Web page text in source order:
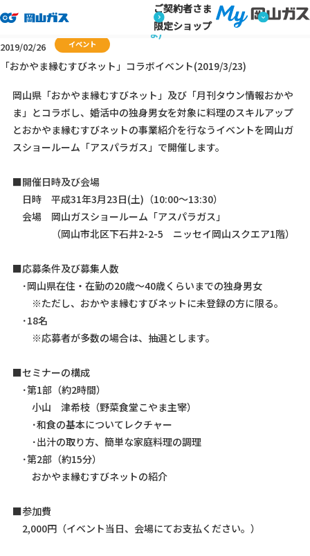
ご契約者さま
限定ショップ
トップページ
キャンペーン・イベント情報 (ご家庭のお客さま)
キャンペーン・イベント情報 (ご家庭のお客さ
ま)
2019/02/26 イベント
「おかやま縁むすびネット」コラボイベント(2019/3/23)
岡山県「おかやま縁むすびネット」及び「月刊タウン情報おかや
ま」とコラボし、婚活中の独身男女を対象に料理のスキルアップ
とおかやま縁むすびネットの事業紹介を行なうイベントを岡山ガ
スショールーム「アスパラガス」で開催します。
■開催日時及び会場
日時 平成31年3月23日(土)（10:00～13:30）
会場 岡山ガスショールーム「アスパラガス」
（岡山市北区下石井2-2-5 ニッセイ岡山スクエア1階）
■応募条件及び募集人数
･岡山県在住・在勤の20歳～40歳くらいまでの独身男女
※ただし、おかやま縁むすびネットに未登録の方に限る。
･18名
※応募者が多数の場合は、抽選とします。
■セミナーの構成
･第1部（約2時間）
小山 津希枝（野菜食堂こやま主宰）
･和食の基本についてレクチャー
･出汁の取り方、簡単な家庭料理の調理
･第2部（約15分）
おかやま縁むすびネットの紹介
■参加費
2,000円（イベント当日、会場にてお支払ください。）